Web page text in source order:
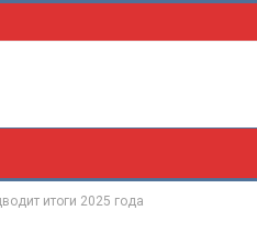
итоги 2025 года